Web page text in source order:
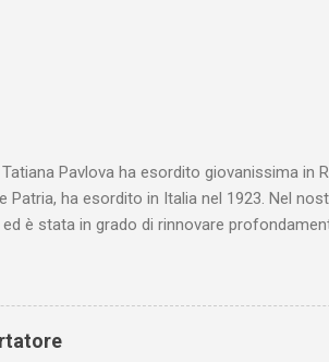
Pavlova ha esordito giovanissima in
Patria, ha esordito in Italia nel 1923. Nel
è stata in grado di rinnovare